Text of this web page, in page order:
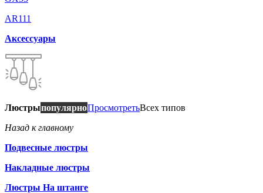
AR111
Аксессуары
ЛюстрыпопулярноПросмотретьВсех типов
Назад к главному
Подвесные люстры
Накладные люстры
Люстры На штанге